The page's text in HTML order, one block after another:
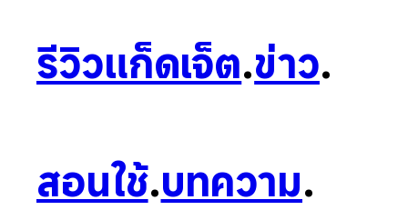
รีวิวแก็ดเจ็ต.ข่าว.
สอนใช้.บทความ.